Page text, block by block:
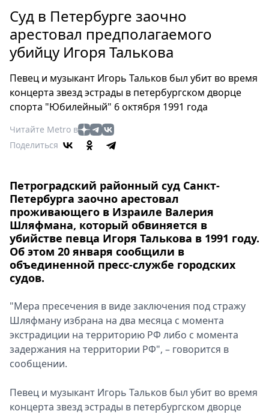
Россия
Мир
Здоровье
Туризм
Мода
Кино
Афиша
Выставки
Пресс-
релизы
О
Metro
Стримы
Выборы
2026
Скачай
Metro
Суд в Петербурге заочно
арестовал предполагаемого
убийцу Игоря Талькова
Певец и музыкант Игорь Тальков был убит во время
концерта звезд эстрады в петербургском дворце
спорта "Юбилейный" 6 октября 1991 года
Читайте Metro в
Поделиться
Петроградский районный суд Санкт-
Петербурга заочно арестовал
проживающего в Израиле Валерия
Шляфмана, который обвиняется в
убийстве певца Игоря Талькова в 1991 году.
Об этом 20 января сообщили в
объединенной пресс-службе городских
судов.
"Мера пресечения в виде заключения под стражу
Шляфману избрана на два месяца с момента
экстрадиции на территорию РФ либо с момента
задержания на территории РФ", – говорится в
сообщении.
Певец и музыкант Игорь Тальков был убит во время
концерта звезд эстрады в петербургском дворце